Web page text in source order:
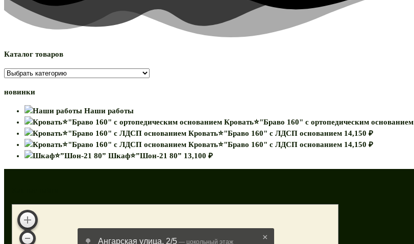
Каталог товаров
новинки
Наши работы
Кровать⭐"Браво 160" с ортопедическим основанием
Кровать⭐"Браво 160" с ЛДСП основанием 14,150 ₽
Кровать⭐"Браво 160" с ЛДСП основанием 14,150 ₽
Шкаф⭐”Шон-21 80” 13,100 ₽